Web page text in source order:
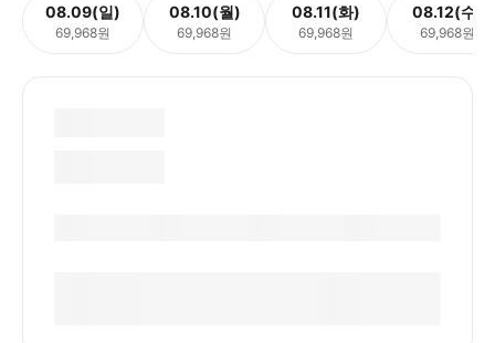
08.09(일)
69,968원
08.10(월)
69,968원
08.11(화)
69,968원
08.12(수)
69,968원